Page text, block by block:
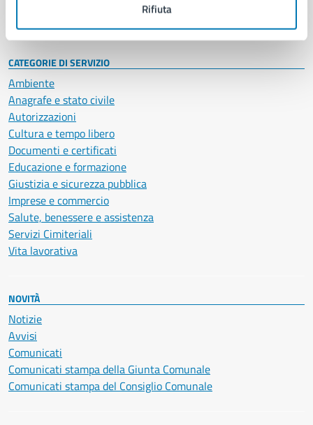
Rifiuta
Intranet, posta aziendale e protocollo
CATEGORIE DI SERVIZIO
Ambiente
Anagrafe e stato civile
Autorizzazioni
Cultura e tempo libero
Documenti e certificati
Educazione e formazione
Giustizia e sicurezza pubblica
Imprese e commercio
Salute, benessere e assistenza
Servizi Cimiteriali
Vita lavorativa
NOVITÀ
Notizie
Avvisi
Comunicati
Comunicati stampa della Giunta Comunale
Comunicati stampa del Consiglio Comunale